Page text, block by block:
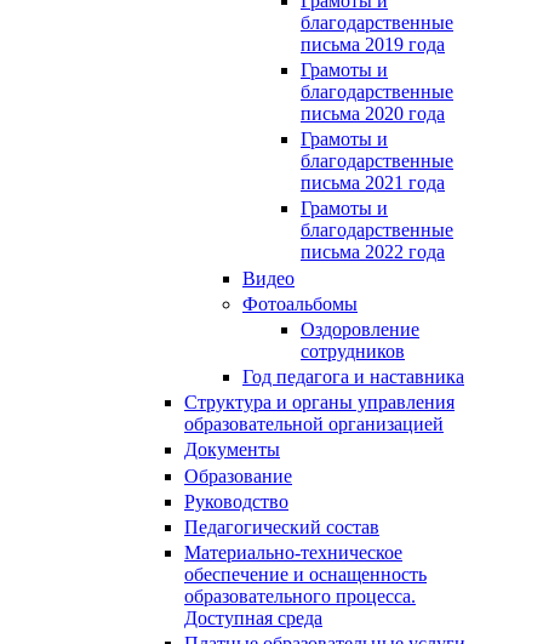
благодарственные
письма 2019 года
Грамоты и
благодарственные
письма 2020 года
Грамоты и
благодарственные
письма 2021 года
Грамоты и
благодарственные
письма 2022 года
Видео
Фотоальбомы
Оздоровление
сотрудников
Год педагога и наставника
Структура и органы управления
образовательной организацией
Документы
Образование
Руководство
Педагогический состав
Материально-техническое
обеспечение и оснащенность
образовательного процесса.
Доступная среда